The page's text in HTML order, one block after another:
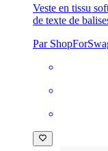
Veste en tissu
de texte de
Par